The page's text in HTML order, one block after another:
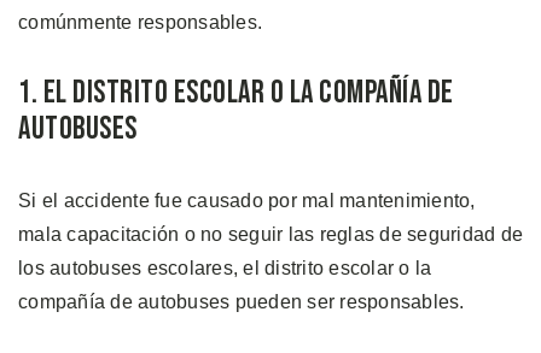
comúnmente responsables.
1. El Distrito Escolar o la Compañía de
Autobuses
Si el accidente fue causado por mal mantenimiento,
mala capacitación o no seguir las reglas de seguridad de
los autobuses escolares, el distrito escolar o la
compañía de autobuses pueden ser responsables.